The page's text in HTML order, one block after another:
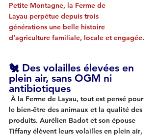
Petite Montagne, la Ferme de
Layau perpétue depuis trois
générations une belle histoire
d’agriculture familiale, locale et engagée.
🐔 Des volailles élevées en
plein air, sans OGM ni
antibiotiques
le bien-être des animaux et la qualité des
produits. Aurélien Badot et son épouse
Tiffany élèvent leurs volailles en plein air,